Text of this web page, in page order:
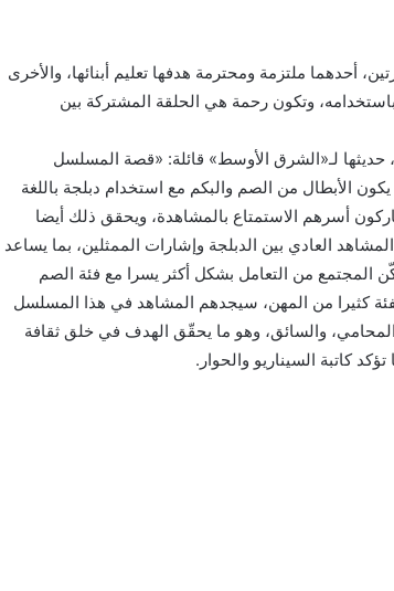
أحدهما ملتزمة ومحترمة هدفها تعليم أبنائها، والأخرى
وتكون رحمة هي الحلقة المشتركة بين
حديثها لـ«الشرق الأوسط» قائلة: «قصة المسلسل
الأبطال من الصم والبكم مع استخدام دبلجة باللغة
أسرهم الاستمتاع بالمشاهدة، ويحقق ذلك أيضا
العادي بين الدبلجة وإشارات الممثلين، بما يساعد
المجتمع من التعامل بشكل أكثر يسرا مع فئة الصم
كثيرا من المهن، سيجدهم المشاهد في هذا المسلسل
والسائق، وهو ما يحقّق الهدف في خلق ثقافة
كاتبة السيناريو والحوار.